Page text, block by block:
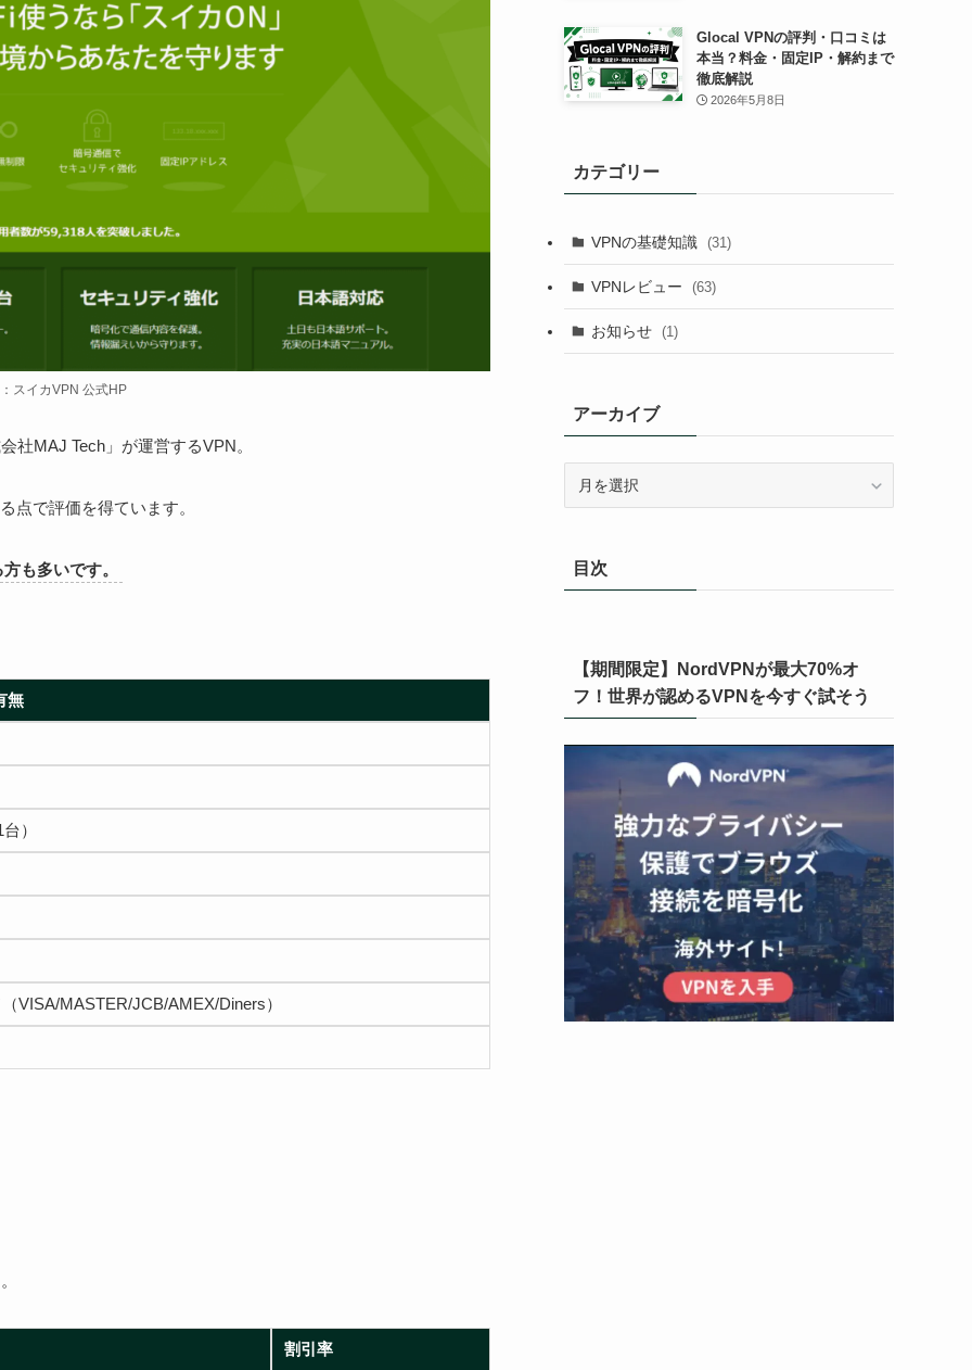
スイカVPN 公式HP
社MAJ Tech」が運営するVPN。
点で評価を得ています。
も多いです。
無
）
VISA/MASTER/JCB/AMEX/Diners）
割引率
Glocal VPNの評判・口コミは
本当？料金・固定IP・解約まで
徹底解説
2026年5月8日
カテゴリー
VPNの基礎知識 (31)
VPNレビュー (63)
お知らせ (1)
アーカイブ
ブ目次
【期間限定】NordVPNが最大70%オ
フ！世界が認めるVPNを今すぐ試そう